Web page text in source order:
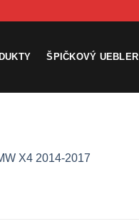
ŠPIČKOVÝ UEBLER
X4 2014-2017